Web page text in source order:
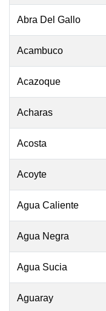
Abra Del Gallo
Acambuco
Acazoque
Acharas
Acosta
Acoyte
Agua Caliente
Agua Negra
Agua Sucia
Aguaray